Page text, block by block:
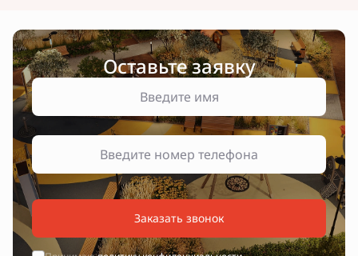
Оставьте заявку
Заказать звонок